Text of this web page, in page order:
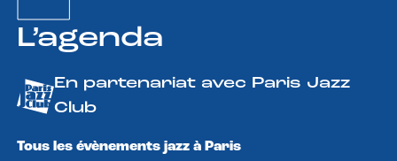
L’agenda
En partenariat avec Paris Jazz
Club
Tous les évènements jazz à Paris